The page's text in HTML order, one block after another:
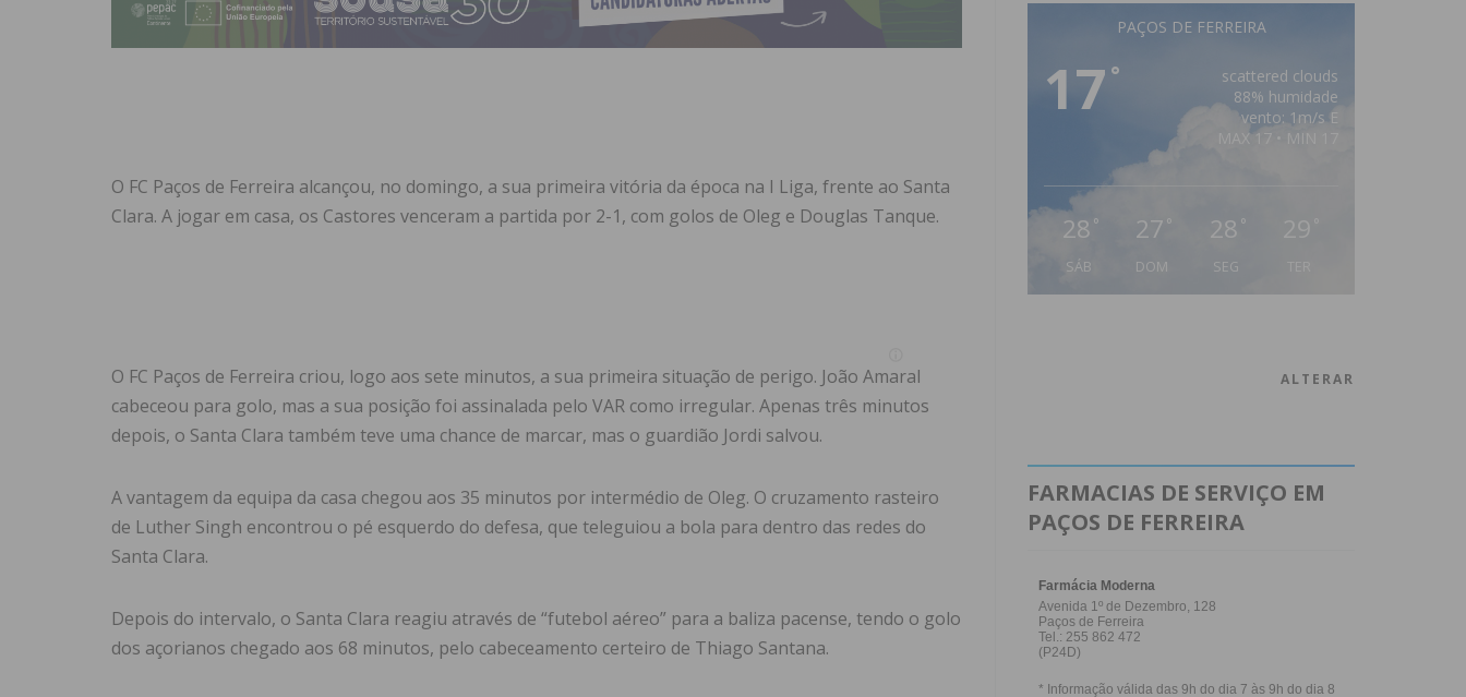
O FC Paços de Ferreira alcançou, no domingo, a sua primeira vitória da época na I Liga, frente ao Santa
Clara. A jogar em casa, os Castores venceram a partida por 2-1, com golos de Oleg e Douglas Tanque.
O FC Paços de Ferreira criou, logo aos sete minutos, a sua primeira situação de perigo. João Amaral
cabeceou para golo, mas a sua posição foi assinalada pelo VAR como irregular. Apenas três minutos
depois, o Santa Clara também teve uma chance de marcar, mas o guardião Jordi salvou.
A vantagem da equipa da casa chegou aos 35 minutos por intermédio de Oleg. O cruzamento rasteiro
de Luther Singh encontrou o pé esquerdo do defesa, que teleguiou a bola para dentro das redes do
Santa Clara.
Depois do intervalo, o Santa Clara reagiu através de “futebol aéreo” para a baliza pacense, tendo o golo
dos açorianos chegado aos 68 minutos, pelo cabeceamento certeiro de Thiago Santana.
PAÇOS DE FERREIRA
17 °
scattered clouds
88% humidade
vento: 1m/s E
MAX 17 • MIN 17
28 °
SÁB
27 °
DOM
28 °
SEG
29 °
ALTERAR
FARMACIAS DE SERVIÇO EM
PAÇOS DE FERREIRA